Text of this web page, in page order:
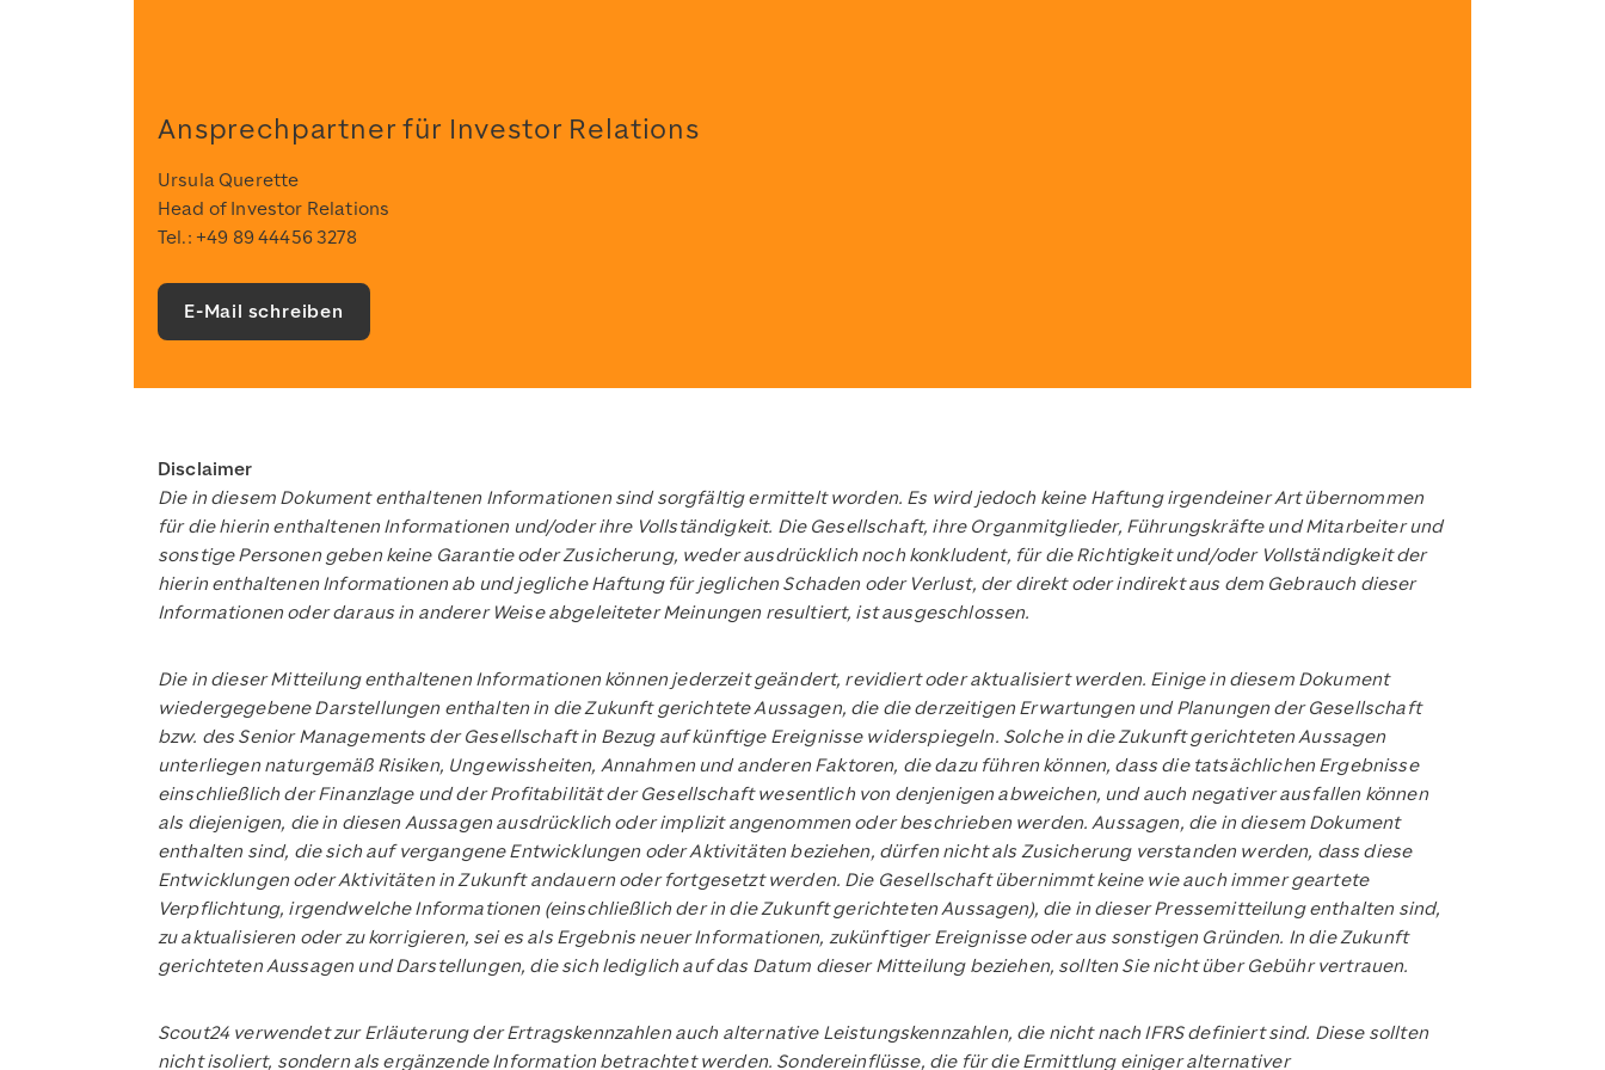
Ansprechpartner für Investor Relations
Ursula Querette
Head of Investor Relations
Tel.: +49 89 44456 3278
E-Mail schreiben
Disclaimer
Die in diesem Dokument enthaltenen Informationen sind sorgfältig ermittelt worden. Es wird jedoch keine Haftung irgendeiner Art übernommen
für die hierin enthaltenen Informationen und/oder ihre Vollständigkeit. Die Gesellschaft, ihre Organmitglieder, Führungskräfte und Mitarbeiter und
sonstige Personen geben keine Garantie oder Zusicherung, weder ausdrücklich noch konkludent, für die Richtigkeit und/oder Vollständigkeit der
hierin enthaltenen Informationen ab und jegliche Haftung für jeglichen Schaden oder Verlust, der direkt oder indirekt aus dem Gebrauch dieser
Informationen oder daraus in anderer Weise abgeleiteter Meinungen resultiert, ist ausgeschlossen.
Die in dieser Mitteilung enthaltenen Informationen können jederzeit geändert, revidiert oder aktualisiert werden. Einige in diesem Dokument
wiedergegebene Darstellungen enthalten in die Zukunft gerichtete Aussagen, die die derzeitigen Erwartungen und Planungen der Gesellschaft
bzw. des Senior Managements der Gesellschaft in Bezug auf künftige Ereignisse widerspiegeln. Solche in die Zukunft gerichteten Aussagen
unterliegen naturgemäß Risiken, Ungewissheiten, Annahmen und anderen Faktoren, die dazu führen können, dass die tatsächlichen Ergebnisse
einschließlich der Finanzlage und der Profitabilität der Gesellschaft wesentlich von denjenigen abweichen, und auch negativer ausfallen können
als diejenigen, die in diesen Aussagen ausdrücklich oder implizit angenommen oder beschrieben werden. Aussagen, die in diesem Dokument
enthalten sind, die sich auf vergangene Entwicklungen oder Aktivitäten beziehen, dürfen nicht als Zusicherung verstanden werden, dass diese
Entwicklungen oder Aktivitäten in Zukunft andauern oder fortgesetzt werden. Die Gesellschaft übernimmt keine wie auch immer geartete
Verpflichtung, irgendwelche Informationen (einschließlich der in die Zukunft gerichteten Aussagen), die in dieser Pressemitteilung enthalten sind,
zu aktualisieren oder zu korrigieren, sei es als Ergebnis neuer Informationen, zukünftiger Ereignisse oder aus sonstigen Gründen. In die Zukunft
gerichteten Aussagen und Darstellungen, die sich lediglich auf das Datum dieser Mitteilung beziehen, sollten Sie nicht über Gebühr vertrauen.
Scout24 verwendet zur Erläuterung der Ertragskennzahlen auch alternative Leistungskennzahlen, die nicht nach IFRS definiert sind. Diese sollten
nicht isoliert, sondern als ergänzende Information betrachtet werden. Sondereinflüsse, die für die Ermittlung einiger alternativer